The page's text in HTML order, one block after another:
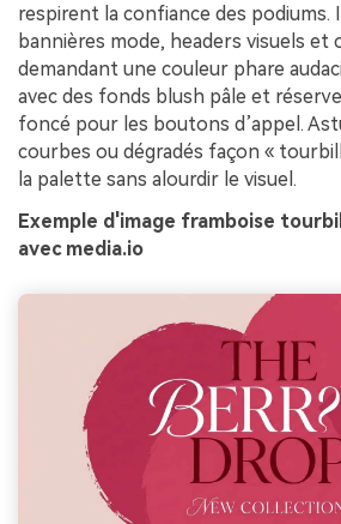
respirent la confiance des podiums.
bannières mode, headers visuels et
demandant une couleur phare
avec des fonds blush pâle et
foncé pour les boutons d’appel.
courbes ou dégradés façon «
la palette sans alourdir le visuel.
Exemple d'image framboise
avec media.io